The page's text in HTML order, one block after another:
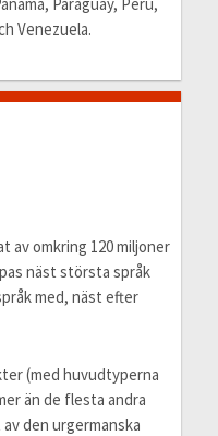
Venezuela.
av omkring 120 miljoner
näst största språk
med, näst efter
(med huvudtyperna
än de flesta andra
den urgermanska